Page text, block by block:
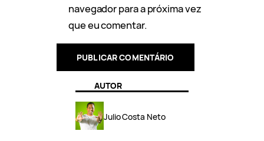
navegador para a próxima vez
que eu comentar.
AUTOR
Julio Costa Neto